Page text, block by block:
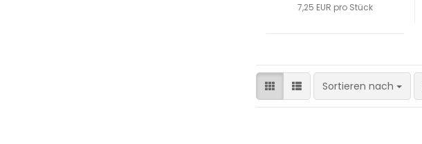
7,25 EUR pro Stück
Sortieren nach
Sortieren nach